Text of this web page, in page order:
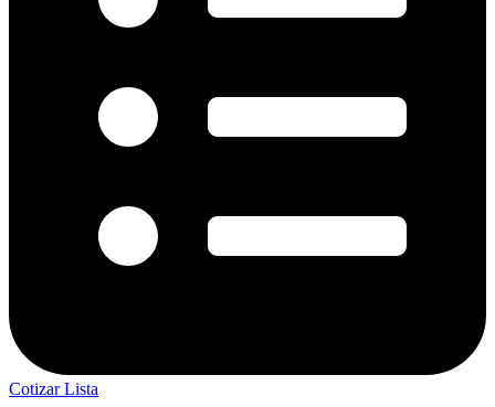
Cotizar Lista